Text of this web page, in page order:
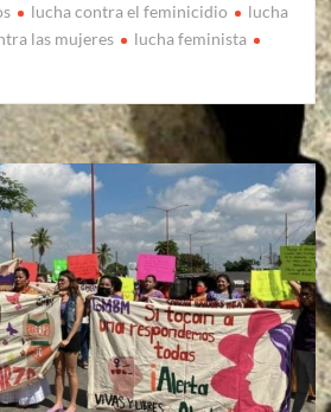
lucha contra el feminicidio
lucha
las mujeres
lucha feminista